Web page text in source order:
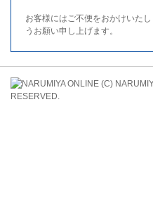
お客様にはご不便をおかけいた
うお願い申し上げます。